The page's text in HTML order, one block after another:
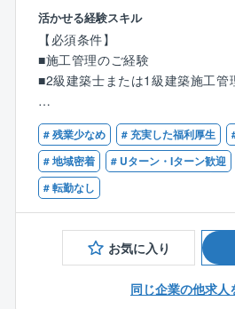
◎同社は、10年以上の増収増益、
定企業です。
『複合ブランド戦略』により、注
リフォーム/リノベーション、不
また、価格帯、性能別に数多くの
め、幅広い顧客層へのアプロー
数、契約数の増加につながって
この多ブランド展開により、トッ
高山エリアにとどまらす、愛知
するなど、今後も安定した成長
の役に立ちたい」「お客様に寄
下呂市、高山市、岐阜市内がメイ
【対象案件について】
主な建築（新築、改修含む）実績
ホテル、工場、倉庫、事務所、
護施設、ホテル社宅などがありま
【業務詳細】
・お客様や設計事務所との打ち
・施工計画の作成や各種書類の作
・資材や機材、人員の手配や各
・予算・工程・品質・安全のト
・ICT・DXを活用した業務（
・勤怠管理の正確な記録（クラ
活かせる経験スキル
【必須条件】
■施工管理のご経験
■2級建築士または1級建築施工管
【歓迎】
■1級建築施工管理技士をお持ち
■非住宅建物（ホテル、工場、倉
院施設、マンションなど）の建築
上お持ちの方
# 残業少なめ # 充実した福利厚生
# 地域密着
# Uターン・Iターン歓迎
# 転勤なし
お気に入り
同じ企業の他求人